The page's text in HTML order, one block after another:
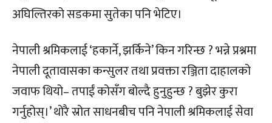
अघिल्तिरको सडकमा सुतेका पनि भेटिए।
नेपाली श्रमिकलाई ‘हकार्ने, झर्किने’ किन गरिन्छ ? भन्ने प्रश्नमा
नेपाली दूतावासका कन्सुलर तथा प्रवक्ता रञ्जिता दाहालको
जवाफ थियो– तपाईं कोसँग बोल्दै हुनुहुन्छ ? बुझेर कुरा
गर्नुहोस्।’ थोरै स्रोत साधनबीच पनि नेपाली श्रमिकलाई सेवा